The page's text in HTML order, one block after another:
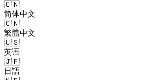
🇨🇳
简体中文
🇨🇳
繁體中文
🇺🇸
英语
🇯🇵
日語